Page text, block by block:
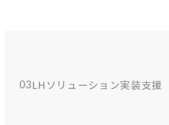
03LHソリューション実装支援